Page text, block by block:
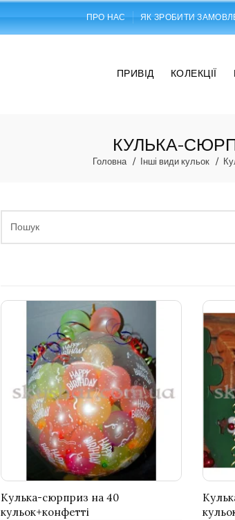
ПРО НАС ЯК ЗРОБИТИ
ПРИВІД КОЛЕКЦІЇ
КУЛЬКА-
Головна Інші види кульок
Кулька-сюрприз на 40
кульок+конфетті